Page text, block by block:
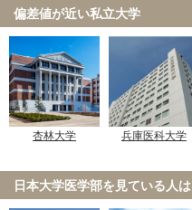
偏差値が近い私立大学
杏林大学 兵庫医科大学
日本大学医学部を見ている人は